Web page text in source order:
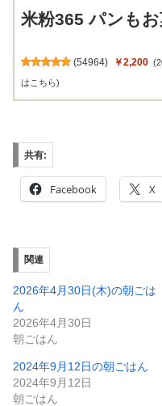
米粉365 パンもお
(54964) ￥2,200
はこちら)
共有:
Facebook X
関連
2026年4月30日(木)の朝ごは
ん
2026年4月30日
朝ごはん
2024年9月12日の朝ごはん
2024年9月12日
朝ごはん